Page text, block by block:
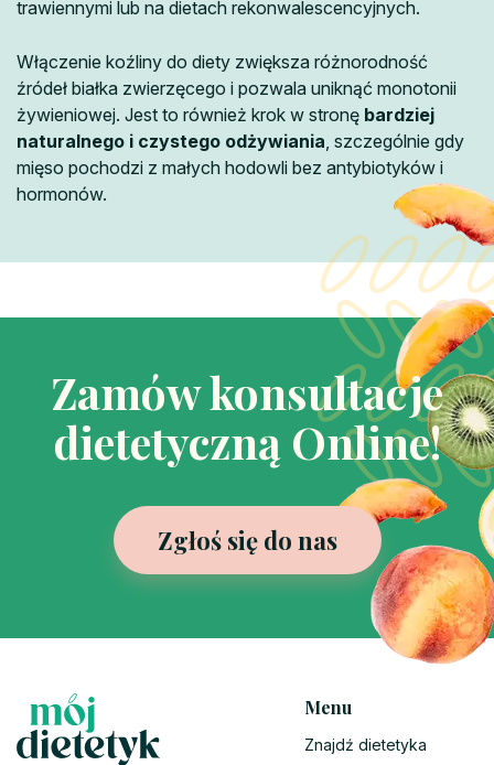
trawiennymi lub na dietach rekonwalescencyjnych.
Włączenie koźliny do diety zwiększa różnorodność
źródeł białka zwierzęcego i pozwala uniknąć monotonii
żywieniowej. Jest to również krok w stronę bardziej
naturalnego i czystego odżywiania , szczególnie gdy
mięso pochodzi z małych hodowli bez antybiotyków i
hormonów.
Zamów konsultacje
dietetyczną Online!
Zgłoś się do nas
Menu
Znajdź dietetyka